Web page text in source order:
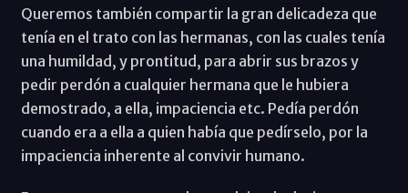
Queremos también compartir la gran delicadeza que
tenía en el trato con las hermanas, con las cuales tenía
una humildad, y prontitud, para abrir sus brazos y
pedir perdón a cualquier hermana que le hubiera
demostrado, a ella, impaciencia etc. Pedía perdón
cuando era a ella a quien había que pedírselo, por la
impaciencia inherente al convivir humano.